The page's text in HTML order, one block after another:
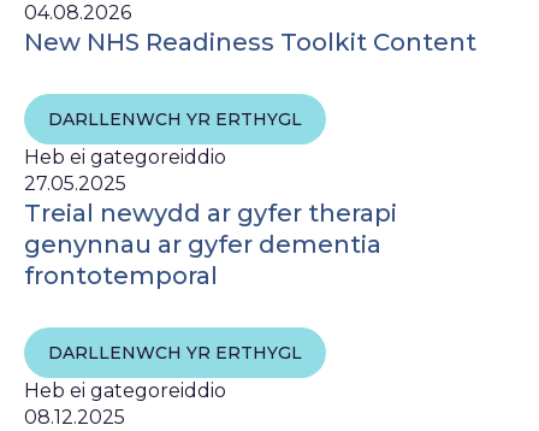
04.08.2026
New NHS Readiness Toolkit Content
DARLLENWCH YR ERTHYGL
Heb ei gategoreiddio
27.05.2025
Treial newydd ar gyfer therapi
genynnau ar gyfer dementia
frontotemporal
DARLLENWCH YR ERTHYGL
Heb ei gategoreiddio
08.12.2025